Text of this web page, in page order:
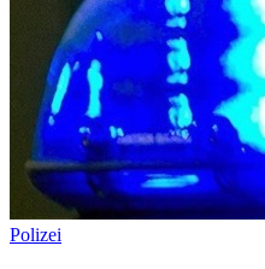
Polizei